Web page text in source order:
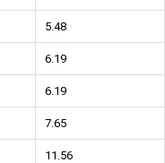
5.48
6.19
6.19
7.65
11.56